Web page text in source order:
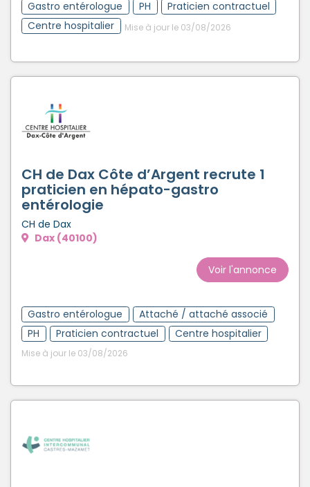
Gastro entérologue PH
Praticien contractuel
Centre hospitalier
Mise à jour le 03/08/2026
CH de Dax Côte d’Argent recrute 1
praticien en hépato-gastro
entérologie
CH de Dax
Dax (40100)
Voir l'annonce
Gastro entérologue
Attaché / attaché associé
PH
Praticien contractuel Centre hospitalier
Mise à jour le 03/08/2026